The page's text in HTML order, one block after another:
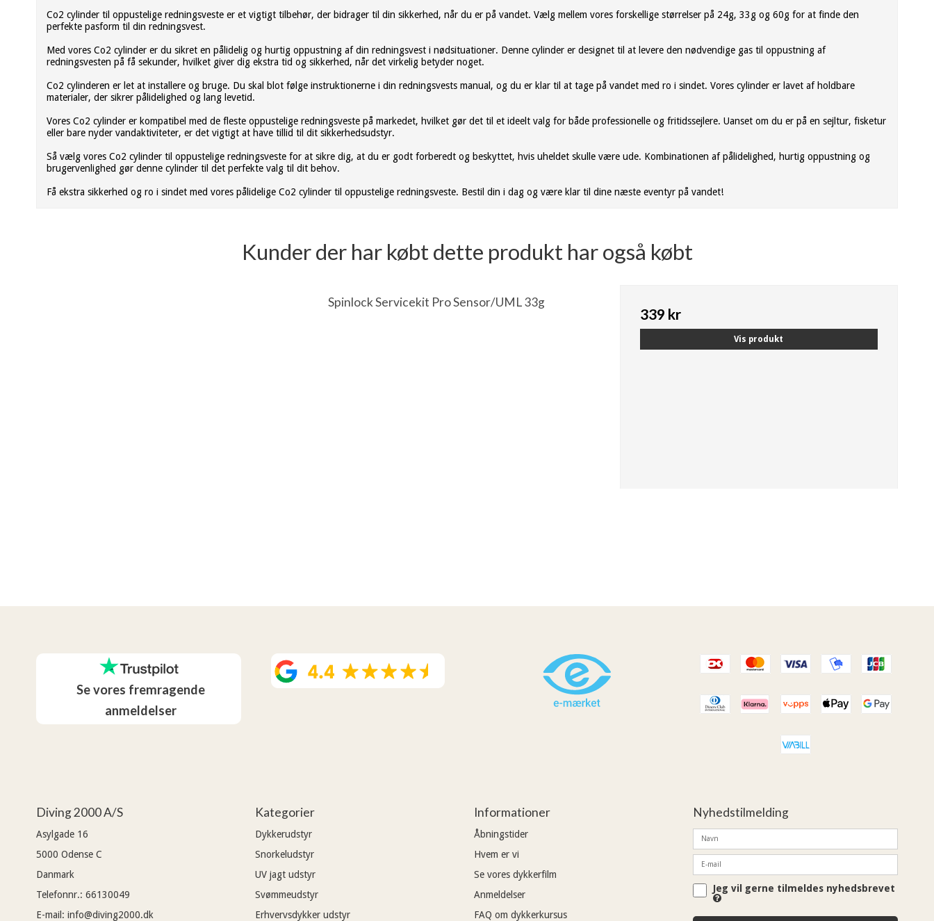
Co2 cylinder til oppustelige redningsveste er et vigtigt tilbehør, der bidrager til din sikkerhed, når du er på vandet. Vælg mellem vores forskellige størrelser på 24g, 33g og 60g for at finde den
perfekte pasform til din redningsvest.
Med vores Co2 cylinder er du sikret en pålidelig og hurtig oppustning af din redningsvest i nødsituationer. Denne cylinder er designet til at levere den nødvendige gas til oppustning af
redningsvesten på få sekunder, hvilket giver dig ekstra tid og sikkerhed, når det virkelig betyder noget.
Co2 cylinderen er let at installere og bruge. Du skal blot følge instruktionerne i din redningsvests manual, og du er klar til at tage på vandet med ro i sindet. Vores cylinder er lavet af holdbare
materialer, der sikrer pålidelighed og lang levetid.
Vores Co2 cylinder er kompatibel med de fleste oppustelige redningsveste på markedet, hvilket gør det til et ideelt valg for både professionelle og fritidssejlere. Uanset om du er på en sejltur, fisketur
eller bare nyder vandaktiviteter, er det vigtigt at have tillid til dit sikkerhedsudstyr.
Så vælg vores Co2 cylinder til oppustelige redningsveste for at sikre dig, at du er godt forberedt og beskyttet, hvis uheldet skulle være ude. Kombinationen af pålidelighed, hurtig oppustning og
brugervenlighed gør denne cylinder til det perfekte valg til dit behov.
Få ekstra sikkerhed og ro i sindet med vores pålidelige Co2 cylinder til oppustelige redningsveste. Bestil din i dag og være klar til dine næste eventyr på vandet!
Kunder der har købt dette produkt har også købt
Spinlock Servicekit Pro Sensor/UML 33g
339 kr
Vis produkt
Se vores fremragende
anmeldelser
Diving 2000 A/S
Asylgade 16
5000 Odense C
Danmark
Telefonnr.: 66130049
E-mail: info@diving2000.dk
Kategorier
Dykkerudstyr
Snorkeludstyr
UV jagt udstyr
Svømmeudstyr
Erhvervsdykker udstyr
Informationer
Åbningstider
Hvem er vi
Se vores dykkerfilm
Anmeldelser
FAQ om dykkerkursus
Nyhedstilmelding
Jeg vil gerne tilmeldes nyhedsbrevet